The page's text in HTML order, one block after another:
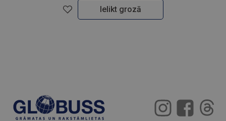
Ielikt grozā